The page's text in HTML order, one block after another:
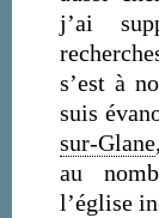
j’ai
s’est à
suis
sur-Glane
au
l’église